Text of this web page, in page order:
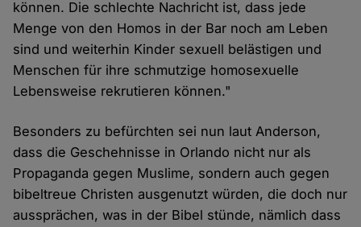
können. Die schlechte Nachricht ist, dass jede
Menge von den Homos in der Bar noch am Leben
sind und weiterhin Kinder sexuell belästigen und
Menschen für ihre schmutzige homosexuelle
Lebensweise rekrutieren können."
Besonders zu befürchten sei nun laut Anderson,
dass die Geschehnisse in Orlando nicht nur als
Propaganda gegen Muslime, sondern auch gegen
bibeltreue Christen ausgenutzt würden, die doch nur
aussprächen, was in der Bibel stünde, nämlich dass